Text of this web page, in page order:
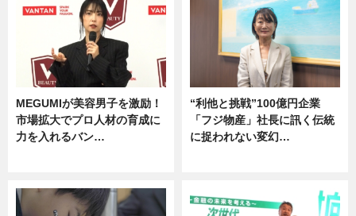
MEGUMIが美容男子を激励！
市場拡大でプロ人材の育成に
力を入れるバン…
“利他と挑戦”100億円企業
「フジ物産」社長に訊く伝統
に捉われない変幻…